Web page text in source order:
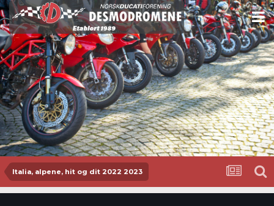
Italia, alpene, hit og dit 2022 2023